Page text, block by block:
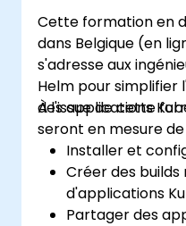
Cette formation en
dans Belgique (en
s'adresse aux
Helm pour simplifier
des applications
À l'issue de cette
seront en mesure de
Installer et
Créer des
d'applications
Partager des